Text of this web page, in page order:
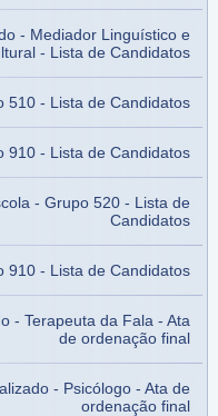
- Mediador Linguístico e
- Lista de Candidatos
510 - Lista de Candidatos
910 - Lista de Candidatos
- Grupo 520 - Lista de
Candidatos
910 - Lista de Candidatos
- Terapeuta da Fala - Ata
de ordenação final
- Psicólogo - Ata de
ordenação final